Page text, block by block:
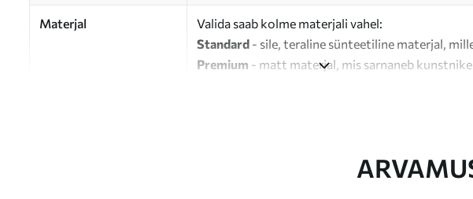
Materjal
Valida saab kolme materjali vahel:
Standard - sile, teraline sünteetiline materjal,
Premium - matt materjal, mis sarnaneb